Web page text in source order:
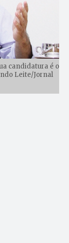
candidatura é o
Leite/Jornal